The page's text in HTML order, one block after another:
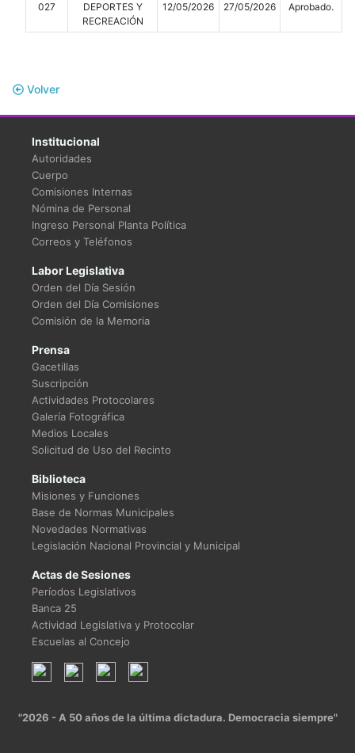
027
DEPORTES Y
RECREACIÓN
12/05/2026 27/05/2026 Aprobado.
Volver
Institucional
Autoridades
Cuerpo
Comisiones Internas
Nómina de Personal
Ingreso Personal Planta Política
Correos y Teléfonos
Labor Legislativa
Orden del Día Sesión
Orden del Día Comisiones
Comisión de la Memoria
Prensa
Gacetillas
Suscripción
Actividades Protocolares
Galería Fotográfica
Medios Locales
Solicitud de Uso del Recinto
Biblioteca
Misiones y Funciones
Base de Normas Municipales
Novedades Normativas
Legislación Nacional Provincial y Municipal
Actas de Sesiones
Períodos Legislativos
Banca 25
Actividad Legislativa y Protocolar
Escuelas al Concejo
"2026 - A 50 años de la última dictadura. Democracia siempre"